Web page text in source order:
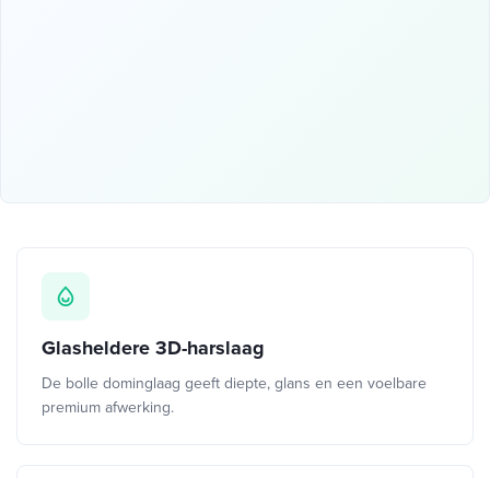
Glasheldere 3D-harslaag
De bolle dominglaag geeft diepte, glans en een voelbare
premium afwerking.